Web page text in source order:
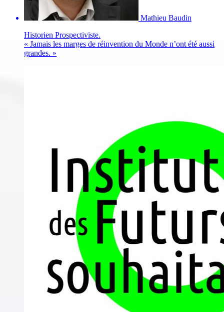
Mathieu Baudin
Historien Prospectiviste.
« Jamais les marges de réinvention du Monde n’ont été aussi
grandes. »